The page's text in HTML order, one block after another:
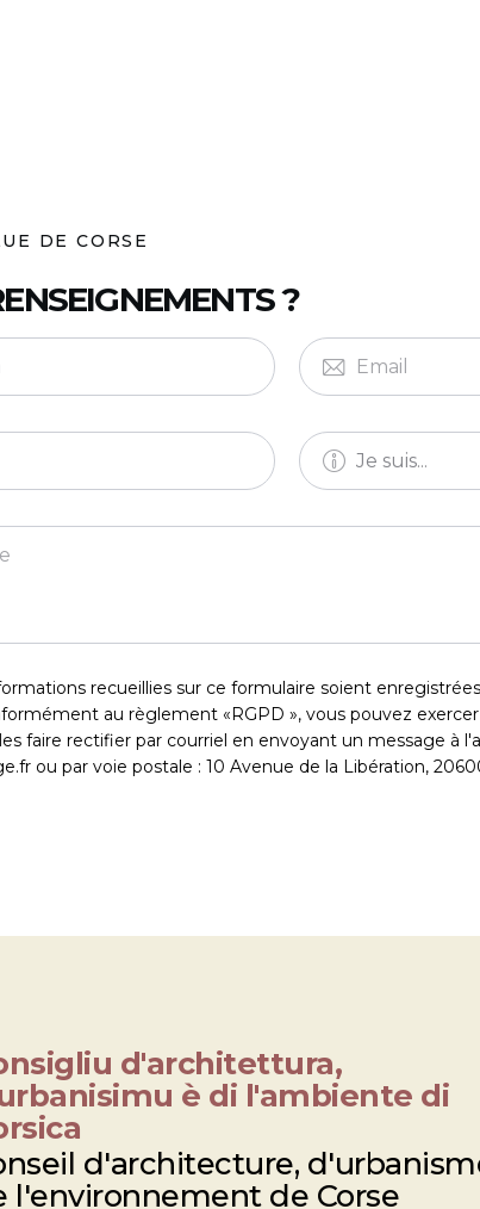
DE CORSE
?
recueillies sur ce formulaire soient
au règlement «RGPD », vous pouvez
faire rectifier par courriel en envoyant un message à
ou par voie postale : 10 Avenue de la Libération,
d'architettura,
è di l'ambiente di
d'architecture,
l'environnement de Corse